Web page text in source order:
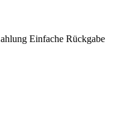
Einfache Rückgabe